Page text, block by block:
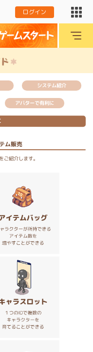
ログイン
システム紹介
アバターで有利に
ム販売
紹介します。